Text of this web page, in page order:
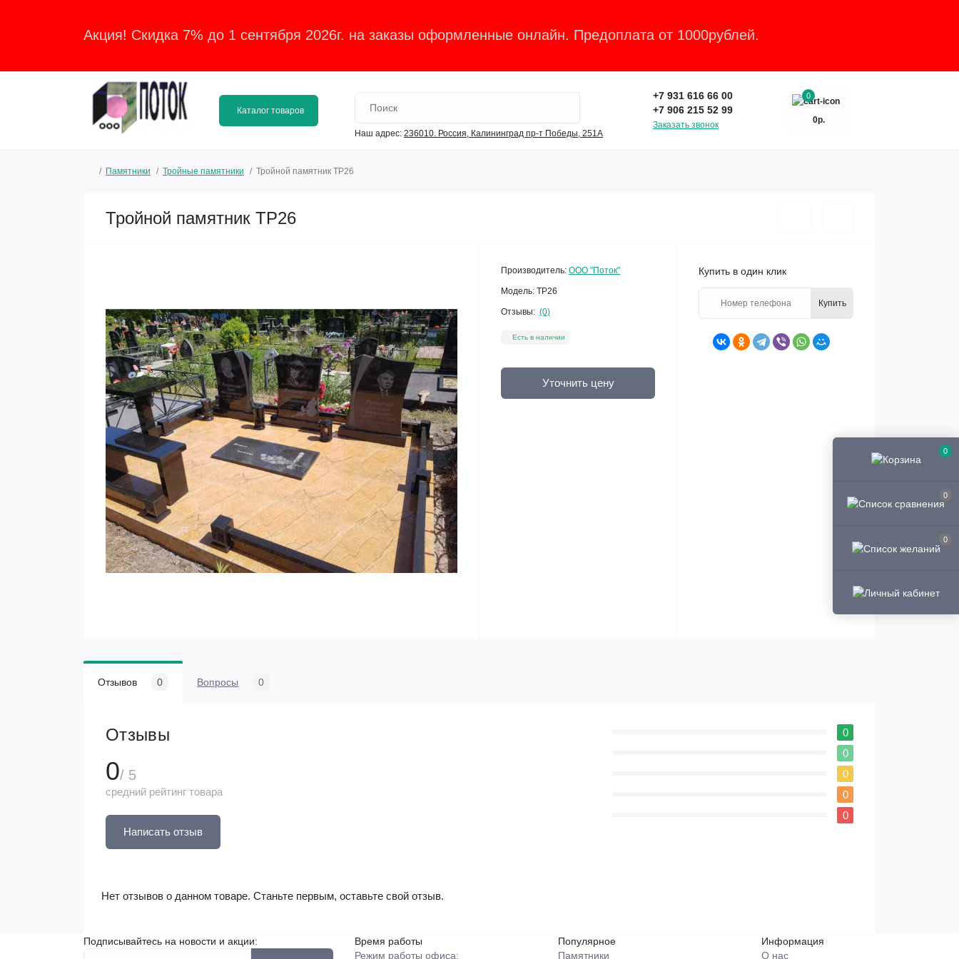
0
0
0
Акция! Скидка 7% до 1 сентября 2026г. на заказы оформленные онлайн. Предоплата от 1000рублей.
Каталог товаров
Наш адрес: 236010. Россия, Калининград пр-т Победы, 251А
+7 931 616 66 00
+7 906 215 52 99
Заказать звонок
0
0р.
Памятники Тройные памятники Тройной памятник ТР26
Тройной памятник ТР26
Производитель: ООО "Поток"
Модель: ТР26
Отзывы: (0)
Есть в наличии
Уточнить цену
Купить в один клик
Купить
Отзывов 0 Вопросы 0
Отзывы
0/ 5
средний рейтинг товара
Написать отзыв
0
0
0
0
0
Нет отзывов о данном товаре. Станьте первым, оставьте свой отзыв.
Подписывайтесь на новости и акции:
Время работы
Режим работы офиса:
Популярное
Памятники
Информация
О нас